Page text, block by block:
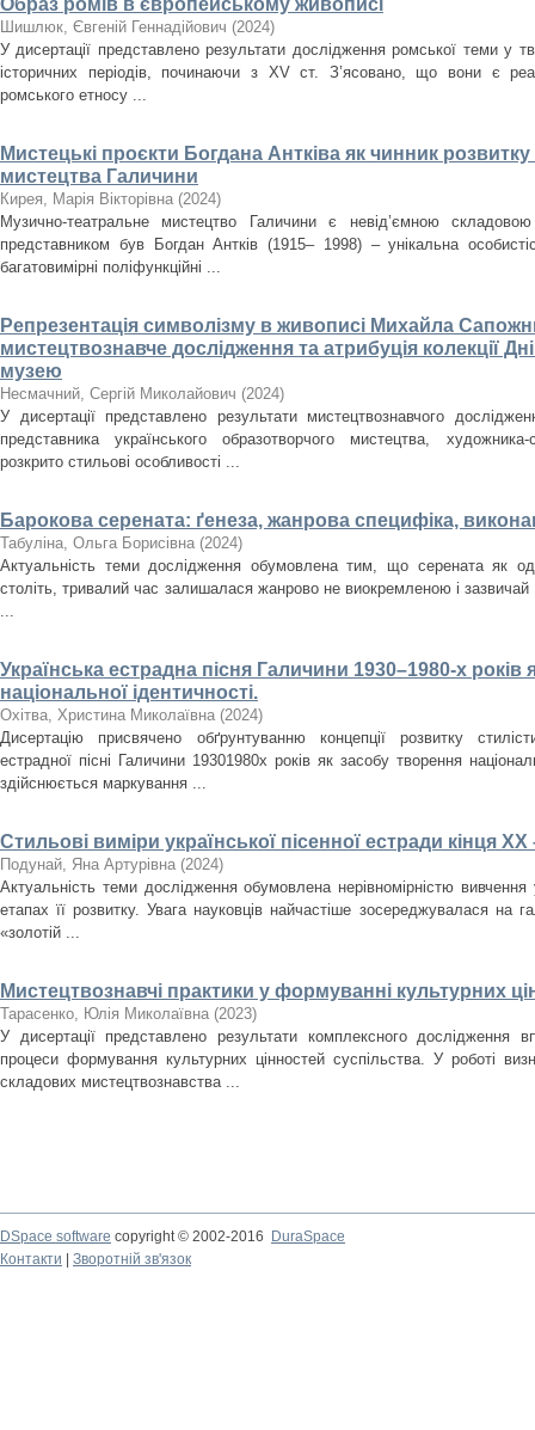
Образ ромів в європейському живописі
Шишлюк, Євгеній Геннадійович (2024)
У дисертації представлено результати дослідження ромської теми у
історичних періодів, починаючи з XV ст. З’ясовано, що вони є
ромського етносу ...
Мистецькі проєкти Богдана Антківа як чинник
мистецтва Галичини
Кирея, Марія Вікторівна (2024)
Музично-театральне мистецтво Галичини є невід’ємною
представником був Богдан Антків (1915– 1998) – унікальна
багатовимірні поліфункційні ...
Репрезентація символізму в живописі Михайла
мистецтвознавче дослідження та атрибуція колекції
музею
Несмачний, Сергій Миколайович (2024)
У дисертації представлено результати мистецтвознавчого
представника українського образотворчого мистецтва,
розкрито стильові особливості ...
Барокова серената: ґенеза, жанрова специфіка,
Табуліна, Ольга Борисівна (2024)
Актуальність теми дослідження обумовлена тим, що серената як
століть, тривалий час залишалася жанрово не виокремленою і зазвичай
...
Українська естрадна пісня Галичини 1930–1980-­х років
національної ідентичності.
Охітва, Христина Миколаївна (2024)
Дисертацію присвячено обґрунтуванню концепції розвитку
естрадної пісні Галичини 1930­1980­х років як засобу творення
здійснюється маркування ...
Стильові виміри української пісенної естради кінця ХХ
Подунай, Яна Артурівна (2024)
Актуальність теми дослідження обумовлена нерівномірністю вивчення
етапах її розвитку. Увага науковців найчастіше зосереджувалася на
«золотій ...
Мистецтвознавчі практики у формуванні культурних
Тарасенко, Юлія Миколаївна (2023)
У дисертації представлено результати комплексного дослідження
процеси формування культурних цінностей суспільства. У роботі
складових мистецтвознавства ...
DSpace software copyright © 2002-2016
DuraSpace
Контакти
Зворотній зв'язок